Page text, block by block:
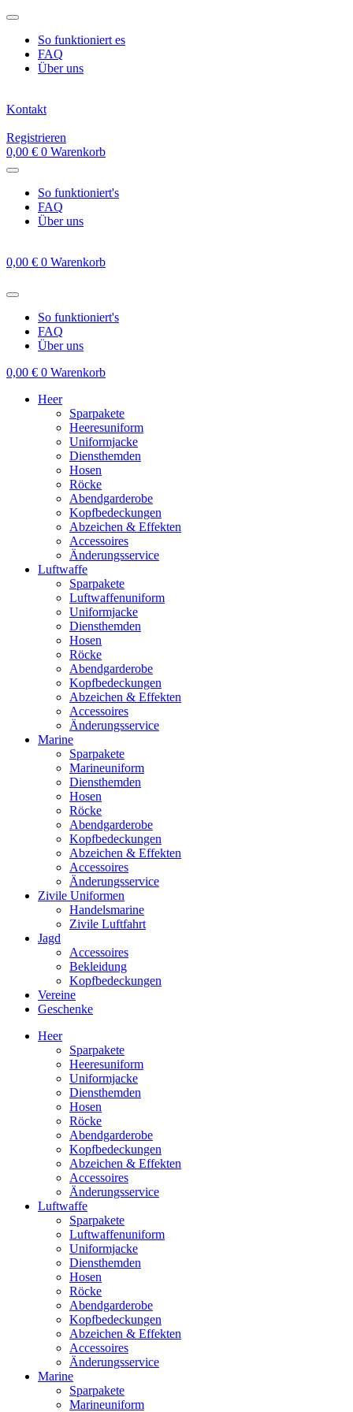
Zum
springenSo funktioniert es
FAQ
Über uns
Kontakt
Registrieren
0,00 € 0 Warenkorb
So funktioniert's
FAQ
Über uns
0,00 € 0 Warenkorb
So funktioniert's
FAQ
Über uns
0,00 € 0 Warenkorb
Heer
Sparpakete
Heeresuniform
Uniformjacke
Diensthemden
Hosen
Röcke
Abendgarderobe
Kopfbedeckungen
Abzeichen & Effekten
Accessoires
Änderungsservice
Luftwaffe
Sparpakete
Luftwaffenuniform
Uniformjacke
Diensthemden
Hosen
Röcke
Abendgarderobe
Kopfbedeckungen
Abzeichen & Effekten
Accessoires
Änderungsservice
Marine
Sparpakete
Marineuniform
Diensthemden
Hosen
Röcke
Abendgarderobe
Kopfbedeckungen
Abzeichen & Effekten
Accessoires
Änderungsservice
Zivile Uniformen
Handelsmarine
Zivile Luftfahrt
Jagd
Accessoires
Bekleidung
Kopfbedeckungen
Vereine
Geschenke
Heer
Sparpakete
Heeresuniform
Uniformjacke
Diensthemden
Hosen
Röcke
Abendgarderobe
Kopfbedeckungen
Abzeichen & Effekten
Accessoires
Änderungsservice
Luftwaffe
Sparpakete
Luftwaffenuniform
Uniformjacke
Diensthemden
Hosen
Röcke
Abendgarderobe
Kopfbedeckungen
Abzeichen & Effekten
Accessoires
Änderungsservice
Marine
Sparpakete
Marineuniform